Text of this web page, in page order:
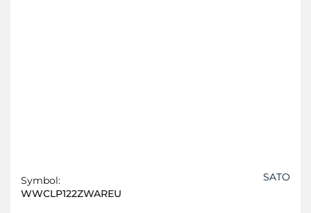
Symbol:
WWCLP122ZWAREU
SATO